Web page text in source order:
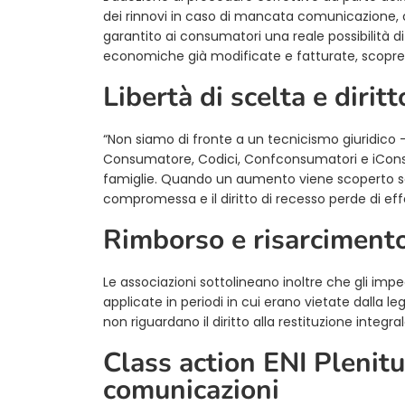
dei rinnovi in caso di mancata
garantito ai consumatori una reale possibilità
economiche già modificate e fatturate,
Libertà di scelta e
“Non siamo di fronte a un tecnicismo giuridico
Consumatore, Codici, Confconsumatori e
famiglie. Quando un aumento viene scoperto
compromessa e il diritto di recesso perde di
Rimborso e
Le associazioni sottolineano inoltre che gli
applicate in periodi in cui erano vietate dalla
non riguardano il diritto alla restituzione
Class action ENI
comunicazioni